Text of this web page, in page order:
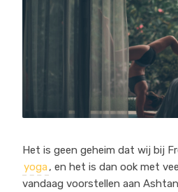
Het is geen geheim dat wij bij
yoga , en het is dan ook met
vandaag voorstellen aan